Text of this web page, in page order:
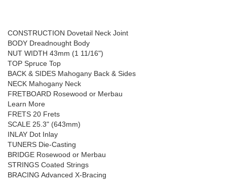
CONSTRUCTION Dovetail Neck Joint
BODY Dreadnought Body
NUT WIDTH 43mm (1 11/16")
TOP Spruce Top
BACK & SIDES Mahogany Back & Sides
NECK Mahogany Neck
FRETBOARD Rosewood or Merbau
Learn More
FRETS 20 Frets
SCALE 25.3" (643mm)
INLAY Dot Inlay
TUNERS Die-Casting
BRIDGE Rosewood or Merbau
STRINGS Coated Strings
BRACING Advanced X-Bracing